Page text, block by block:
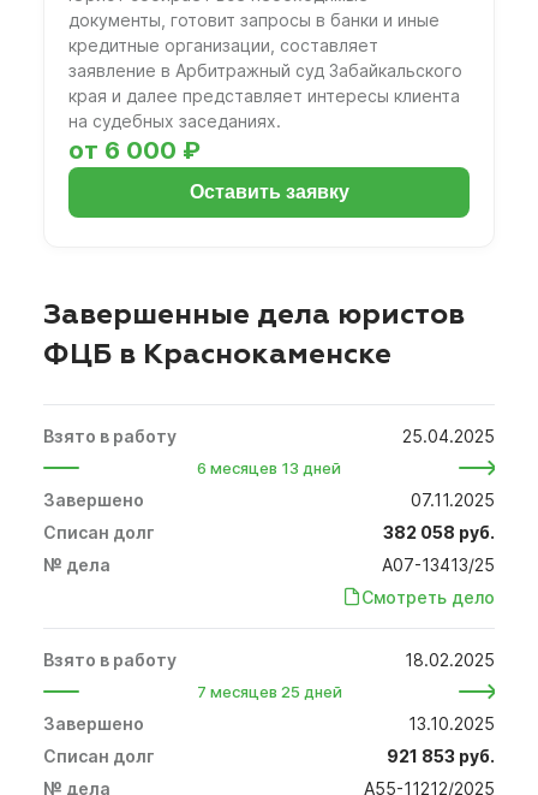
документы, готовит запросы в банки и иные
кредитные организации, составляет
заявление в Арбитражный суд Забайкальского
края и далее представляет интересы клиента
на судебных заседаниях.
от 6 000 ₽
Оставить заявку
Завершенные дела юристов
ФЦБ в Краснокаменске
25.04.2025
6 месяцев 13 дней
07.11.2025
382 058 руб.
А07-13413/25
Смотреть дело
18.02.2025
7 месяцев 25 дней
13.10.2025
921 853 руб.
А55-11212/2025